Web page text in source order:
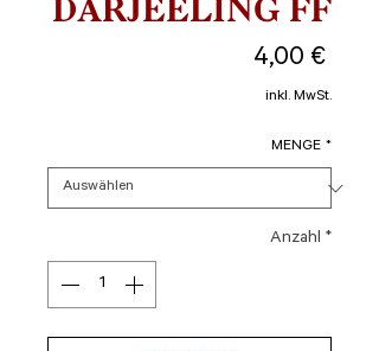
DARJEELING FF
4,00 €Preis
inkl. MwSt.
MENGE *
Anzahl *